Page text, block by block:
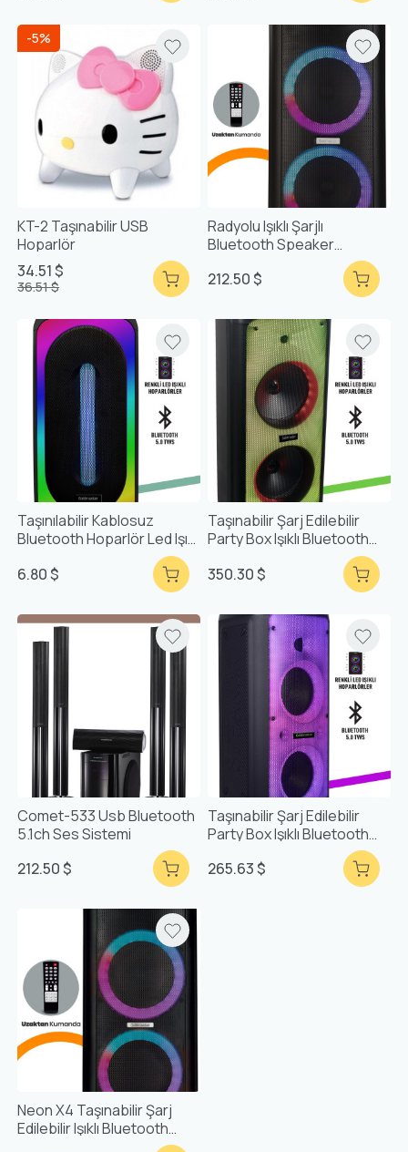
-5%
KT-2 Taşınabilir USB
Hoparlör
34.51 $
36.51 $
Radyolu Işıklı Şarjlı
Bluetooth Speaker
212.50 $
Taşınılabilir Kablosuz
Bluetooth Hoparlör Led Işıklı
6.80 $
Taşınabilir Şarj Edilebilir
Party Box Işıklı Bluetooth
350.30 $
Comet-533 Usb Bluetooth
5.1ch Ses Sistemi
212.50 $
Taşınabilir Şarj Edilebilir
Party Box Işıklı Bluetooth
265.63 $
Neon X4 Taşınabilir Şarj
Edilebilir Işıklı Bluetooth